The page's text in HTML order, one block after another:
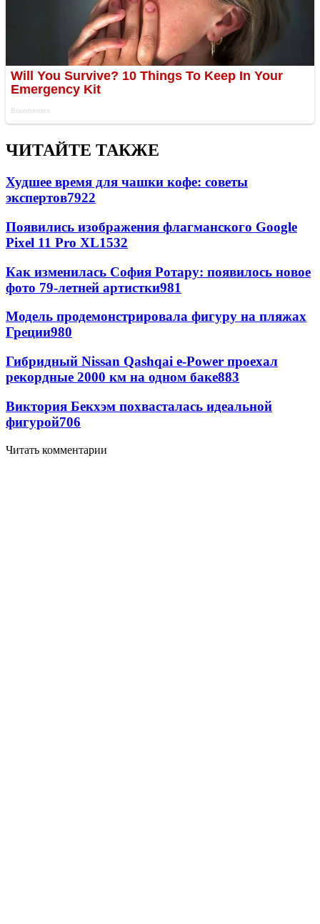
ЧИТАЙТЕ ТАКЖЕ
Худшее время для чашки кофе: советы
экспертов7922
Появились изображения флагманского Google
Pixel 11 Pro XL1532
Как изменилась София Ротару: появилось новое
фото 79-летней артистки981
Модель продемонстрировала фигуру на пляжах
Греции980
Гибридный Nissan Qashqai e-Power проехал
рекордные 2000 км на одном баке883
Виктория Бекхэм похвасталась идеальной
фигурой706
Читать комментарии